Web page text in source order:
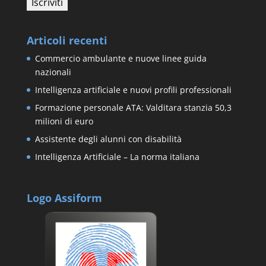
Articoli recenti
Commercio ambulante e nuove linee guida
nazionali
Intelligenza artificiale e nuovi profili professionali
Formazione personale ATA: Valditara stanzia 50,3
milioni di euro
Assistente degli alunni con disabilità
Intelligenza Artificiale – La norma italiana
Logo Assiform